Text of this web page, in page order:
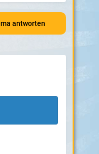
antworten